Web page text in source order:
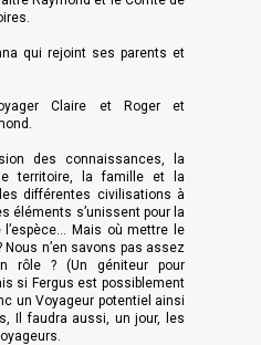
qui rejoint ses parents et
Claire et Roger et
des connaissances, la
territoire, la famille et la
différentes civilisations à
éléments s’unissent pour la
Mais où mettre le
Nous n’en savons pas assez
rôle ? (Un géniteur pour
si Fergus est possiblement
un Voyageur potentiel ainsi
Il faudra aussi, un jour, les